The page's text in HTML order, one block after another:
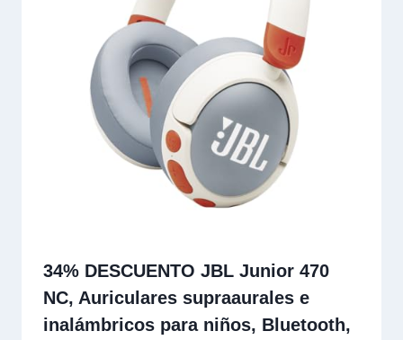
34% DESCUENTO JBL Junior 470
NC, Auriculares supraaurales e
inalámbricos para niños, Bluetooth,